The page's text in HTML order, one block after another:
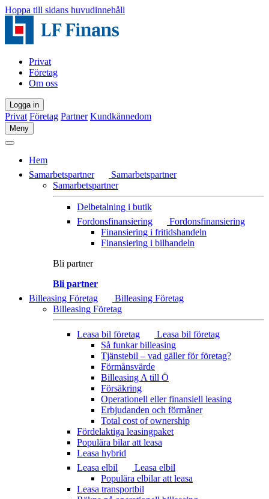
Hoppa till sidans huvudinnehåll
Privat
Företag
Om oss
Logga in
Privat Företag Partner Kundkännedom
Meny
Hem
Samarbetspartner
Samarbetspartner
Samarbetspartner
Delbetalning i butik
Fordonsfinansiering
Fordonsfinansiering
Finansiering i fritidshandeln
Finansiering i bilhandeln
Bli partner
Bli partner
Billeasing Företag
Billeasing Företag
Billeasing Företag
Leasa bil företag
Leasa bil företag
Så funkar billeasing
Tjänstebil – vad gäller för företag?
Förmånsvärde
Billeasing A till Ö
Försäkring
Operationell eller finansiell leasing
Erbjudanden och förmåner
Total cost of ownership
Fördelaktiga leasingpaket
Populära bilar att leasa
Leasa hybrid
Leasa elbil
Leasa elbil
Populära elbilar att leasa
Leasa transportbil